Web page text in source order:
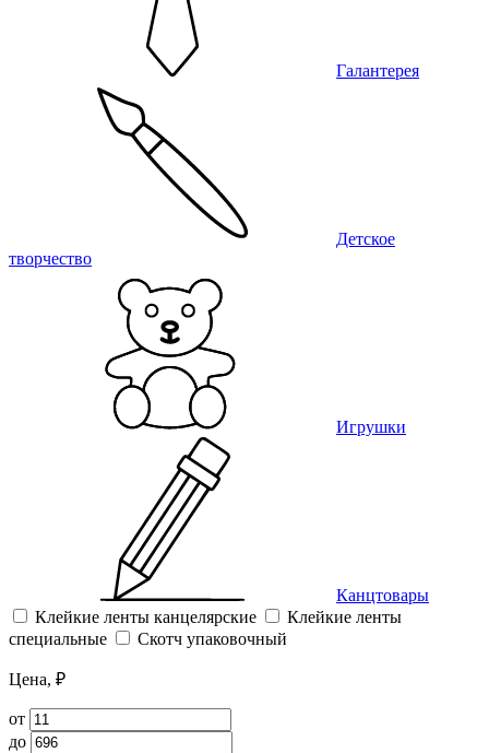
Галантерея
Детское
творчество
Игрушки
Канцтовары
Клейкие ленты канцелярские
Клейкие ленты
специальные
Скотч упаковочный
Цена, ₽
от
до